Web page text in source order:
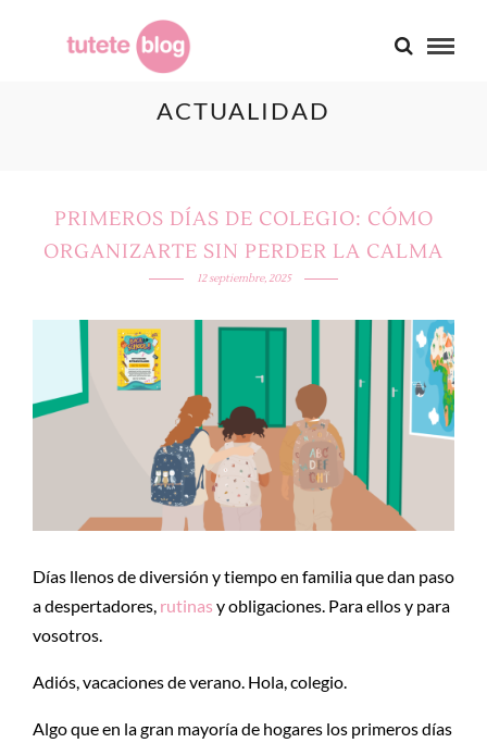
ACTUALIDAD
PRIMEROS DÍAS DE COLEGIO: CÓMO
ORGANIZARTE SIN PERDER LA CALMA
12 septiembre, 2025
Días llenos de diversión y tiempo en familia que dan paso
a despertadores, rutinas y obligaciones. Para ellos y para
vosotros.
Adiós, vacaciones de verano. Hola, colegio.
Algo que en la gran mayoría de hogares los primeros días